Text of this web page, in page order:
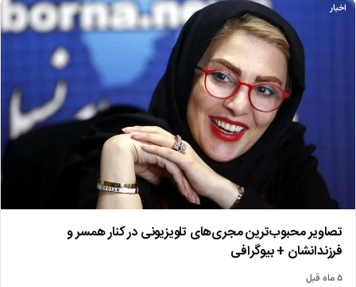
اخبار
تصاویر محبوب‌ترین مجری‌های تلویزیونی در کنار همسر و
فرزندانشان + بیوگرافی
۵ ماه قبل